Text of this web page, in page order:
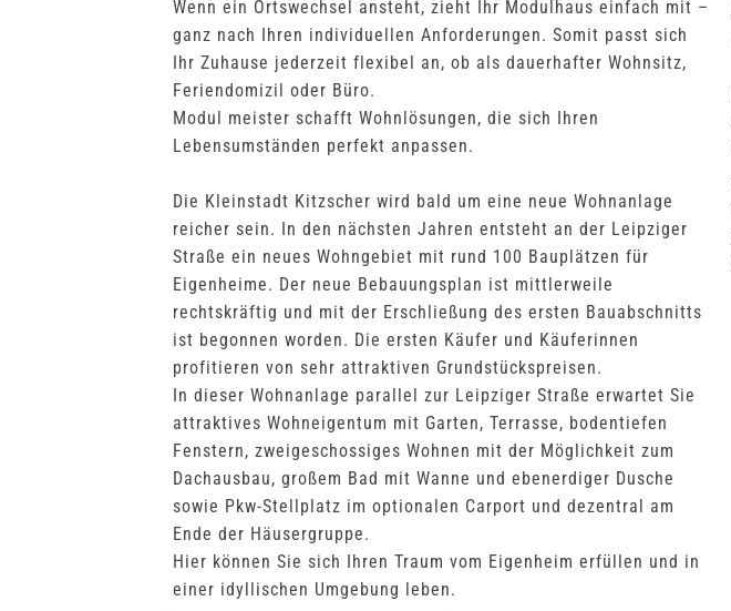
Wenn ein Ortswechsel ansteht, zieht Ihr Modulhaus einfach mit –
ganz nach Ihren individuellen Anforderungen. Somit passt sich
Ihr Zuhause jederzeit flexibel an, ob als dauerhafter Wohnsitz,
Feriendomizil oder Büro.
Modul meister schafft Wohnlösungen, die sich Ihren
Lebensumständen perfekt anpassen.
Die Kleinstadt Kitzscher wird bald um eine neue Wohnanlage
reicher sein. In den nächsten Jahren entsteht an der Leipziger
Straße ein neues Wohngebiet mit rund 100 Bauplätzen für
Eigenheime. Der neue Bebauungsplan ist mittlerweile
rechtskräftig und mit der Erschließung des ersten Bauabschnitts
ist begonnen worden. Die ersten Käufer und Käuferinnen
profitieren von sehr attraktiven Grundstückspreisen.
In dieser Wohnanlage parallel zur Leipziger Straße erwartet Sie
attraktives Wohneigentum mit Garten, Terrasse, bodentiefen
Fenstern, zweigeschossiges Wohnen mit der Möglichkeit zum
Dachausbau, großem Bad mit Wanne und ebenerdiger Dusche
sowie Pkw-Stellplatz im optionalen Carport und dezentral am
Ende der Häusergruppe.
Hier können Sie sich Ihren Traum vom Eigenheim erfüllen und in
einer idyllischen Umgebung leben.